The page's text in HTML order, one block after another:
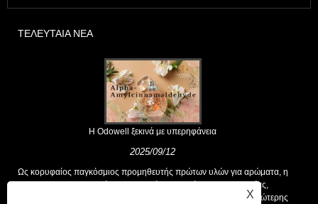
ΤΕΛΕΥΤΑΊΑ ΝΈΑ
Η Odowell ξεκινά με υπερηφάνεια
2025/09/12
Ως κορυφαίος παγκόσμιος προμηθευτής πρώτων υλών για αρώματα, η
Odowell υποστηρίζει μια βασική φιλοσοφία της "καινοτομίας,
επικεντρωμένης στην ποιότητα", που παρέχει σταθερά λύσεις ανώτερης
X